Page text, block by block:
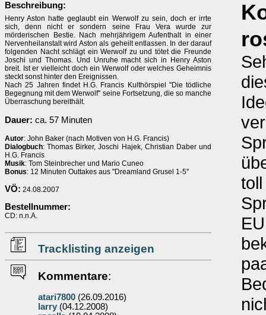
Beschreibung:
Henry Aston hatte geglaubt ein Werwolf zu sein, doch er irrte
sich, denn nicht er sondern seine Frau Vera wurde zur
mörderischen Bestie. Nach mehrjährigem Aufenthalt in einer
Nervenheilanstalt wird Aston als geheilt entlassen. In der darauf
folgenden Nacht schlägt ein Werwolf zu und tötet die Freunde
Joschi und Thomas. Und Unruhe macht sich in Henry Aston
breit. Ist er vielleicht doch ein Werwolf oder welches Geheimnis
steckt sonst hinter den Ereignissen.
Nach 25 Jahren findet H.G. Francis Kulthörspiel ''Die tödliche
Begegnung mit dem Werwolf'' seine Fortsetzung, die so manche
Überraschung bereithält.
Dauer: ca. 57 Minuten
Autor: John Baker (nach Motiven von H.G. Francis)
Dialogbuch: Thomas Birker, Joschi Hajek, Christian Daber und
H.G. Francis
Musik: Tom Steinbrecher und Mario Cuneo
Bonus: 12 Minuten Outtakes aus ''Dreamland Grusel 1-5''
VÖ: 24.08.2007
Bestellnummer:
CD: n.n.A.
Tracklisting anzeigen
Kommentare:
atari7800 (26.09.2016)
larry (04.12.2008)